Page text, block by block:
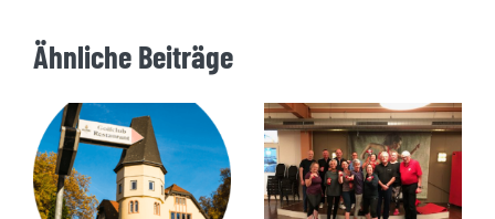
Ähnliche Beiträge